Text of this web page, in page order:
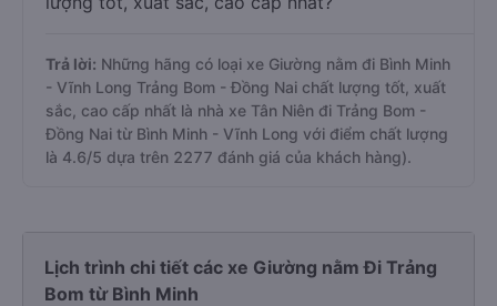
Trả lời: Những hãng có loại xe Giường nằm đi Bình Minh
- Vĩnh Long Trảng Bom - Đồng Nai chất lượng tốt, xuất
sắc, cao cấp nhất là nhà xe Tân Niên đi Trảng Bom -
Đồng Nai từ Bình Minh - Vĩnh Long với điểm chất lượng
là 4.6/5 dựa trên 2277 đánh giá của khách hàng).
Lịch trình chi tiết các xe Giường nằm Đi Trảng
Bom từ Bình Minh